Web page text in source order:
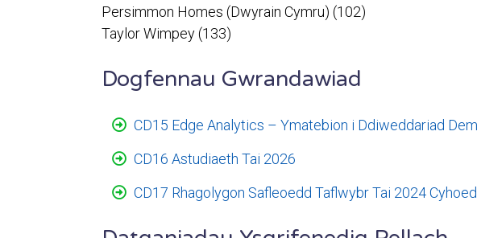
Persimmon Homes (Dwyrain Cymru) (102)
Taylor Wimpey (133)
Dogfennau Gwrandawiad
CD15 Edge Analytics – Ymatebion i Ddiweddariad
CD16 Astudiaeth Tai 2026
CD17 Rhagolygon Safleoedd Taflwybr Tai 2024